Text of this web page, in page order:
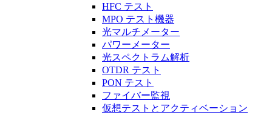
HFC テスト
MPO テスト機器
光マルチメーター
パワーメーター
光スペクトラム解析
OTDR テスト
PON テスト
ファイバー監視
仮想テストとアクティベーション